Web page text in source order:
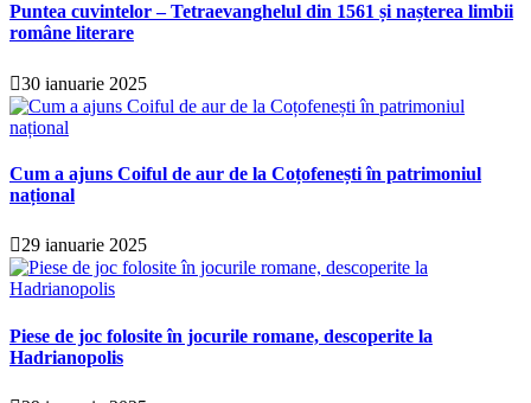
Puntea cuvintelor – Tetraevanghelul din 1561 și nașterea limbii
române literare
30 ianuarie 2025
Cum a ajuns Coiful de aur de la Coțofenești în patrimoniul
național
29 ianuarie 2025
Piese de joc folosite în jocurile romane, descoperite la
Hadrianopolis